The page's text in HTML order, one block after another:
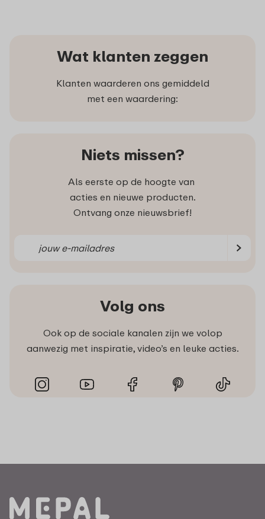
Wat klanten zeggen
Klanten waarderen ons gemiddeld
met een waardering:
Niets missen?
Als eerste op de hoogte van
acties en nieuwe producten.
Ontvang onze nieuwsbrief!
Volg ons
Ook op de sociale kanalen zijn we volop
aanwezig met inspiratie, video’s en leuke acties.